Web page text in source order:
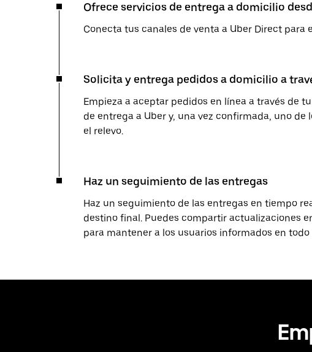
Ofrece servicios de entrega a domicilio
Conecta tus canales de venta a Uber Direct para
Solicita y entrega pedidos a domicilio a
Empieza a aceptar pedidos en línea a través de
de entrega a Uber y, una vez confirmada, uno
el relevo.
Haz un seguimiento de las entregas
Haz un seguimiento de las entregas en tiempo
destino final. Puedes compartir actualizaciones
para mantener a los usuarios informados en